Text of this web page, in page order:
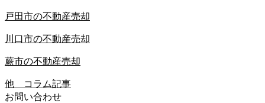
戸田市の不動産売却
川口市の不動産売却
蕨市の不動産売却
他 コラム記事
お問い合わせ